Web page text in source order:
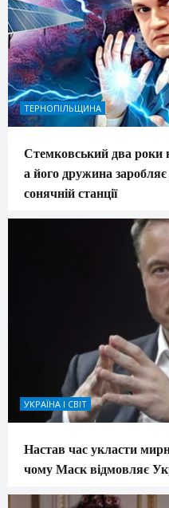
ТЕРНОПІЛЬЩИНА
Стемковський два роки
а його дружина заробляє
сонячній станції
УКРАЇНА І СВІТ
Настав час укласти
чому Маск відмовляє